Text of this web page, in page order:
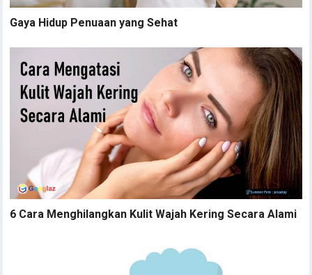
Gaya Hidup Penuaan yang Sehat
6 Cara Menghilangkan Kulit Wajah Kering Secara Alami